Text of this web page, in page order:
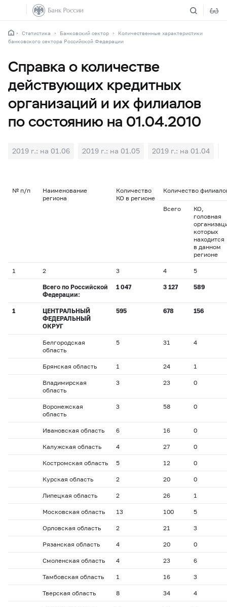
Статистика Банковский сектор
Количественные характеристики
банковского сектора Российской Федерации
Справка о количестве
действующих кредитных
организаций и их филиалов
по состоянию на 01.04.2010
2019 г.: на 01.06 2019 г.: на 01.05 2019 г.: на 01.04
№ п/п
Наименование
региона
Количество
КО в регионе
Количество
Всего
КО,
головная
которых
находится
в данном
регионе
1 2 3 4 5
Всего по Российской
Федерации:
1 047 3 127 589
1
ЦЕНТРАЛЬНЫЙ
ФЕДЕРАЛЬНЫЙ
ОКРУГ
595 678 156
Белгородская
область
5 31 4
Брянская область 1 24 1
Владимирская
область
3 23 0
Воронежская
область
3 58 0
Ивановская область 6 16 0
Калужская область 4 27 0
Костромская область 5 12 0
Курская область 2 20 0
Липецкая область 2 26 1
Московская область 13 100 5
Орловская область 2 21 3
Рязанская область 4 20 0
Смоленская область 4 23 6
Тамбовская область 1 16 3
Тверская область 8 34 4